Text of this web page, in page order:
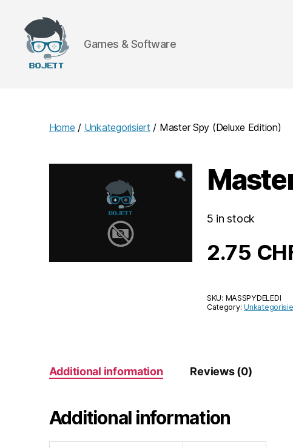
Games & Software
Home / Unkategorisiert / Master Spy (Deluxe Edition)
5 in stock
2.75
SKU: MASSPYDELEDI
Category:
Additional information Reviews (0)
Additional information